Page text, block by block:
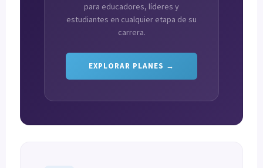
para educadores, líderes y
estudiantes en cualquier etapa de su
carrera.
EXPLORAR PLANES →